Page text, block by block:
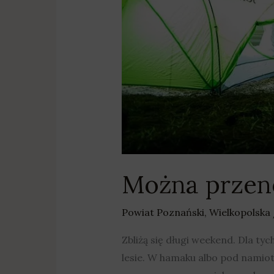
Można
Powiat Poznański, Wielkopolska
Zbliżą się długi weekend. Dla
lesie. W hamaku albo pod